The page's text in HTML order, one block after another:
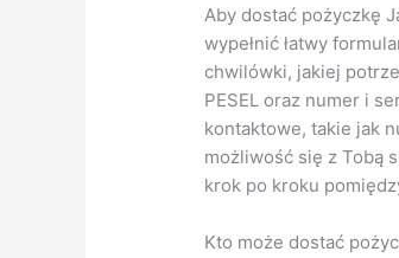
Aby dostać pożyczkę
wypełnić łatwy
chwilówki, jakiej
PESEL oraz numer i
kontaktowe, takie jak
możliwość się z Tobą
krok po kroku
Kto może dostać